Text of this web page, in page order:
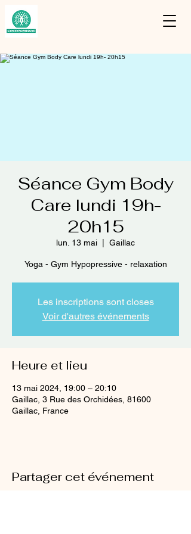
Séance Gym Body
Care lundi 19h-
20h15
lun. 13 mai Gaillac
Yoga - Gym Hypopressive - relaxation
Les inscriptions sont closes
Voir d'autres événements
Heure et lieu
13 mai 2024, 19:00 – 20:10
Gaillac, 3 Rue des Orchidées, 81600
Gaillac, France
Partager cet événement